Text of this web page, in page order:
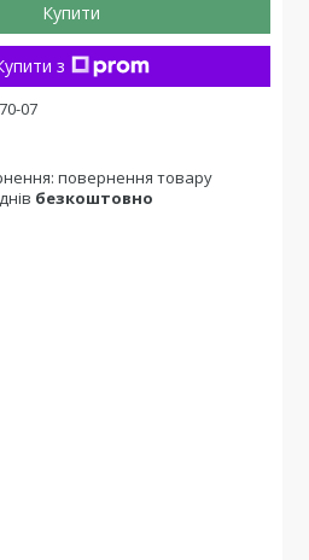
Купити
з
07
повернення товару
безкоштовно